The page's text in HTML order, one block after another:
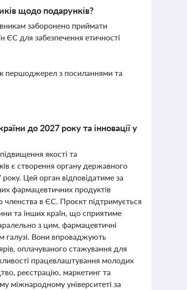
щодо подарунків?
заборонено приймати
ЄС для забезпечення етичності
першоджерел з посиланнями та
до 2027 року та інновації у
якості та
є створення органу державного
Цей орган відповідатиме за
фармацевтичних продуктів
членства в ЄС. Проєкт підтримується
та інших країн, що сприятиме
з цим, фармацевтичні
галузі. Вони впроваджують
оплачуваного стажування для
працевлаштування молодих
реєстрацію, маркетинг та
міжнародному університеті за